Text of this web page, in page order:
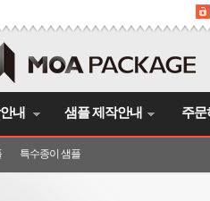
특수종이 샘플
내 샘플 제작안내 주문